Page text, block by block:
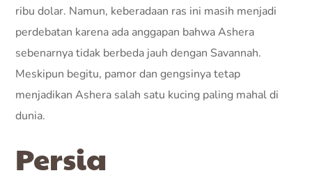
ribu dolar. Namun, keberadaan ras ini masih menjadi
perdebatan karena ada anggapan bahwa Ashera
sebenarnya tidak berbeda jauh dengan Savannah.
Meskipun begitu, pamor dan gengsinya tetap
menjadikan Ashera salah satu kucing paling mahal di
dunia.
Persia